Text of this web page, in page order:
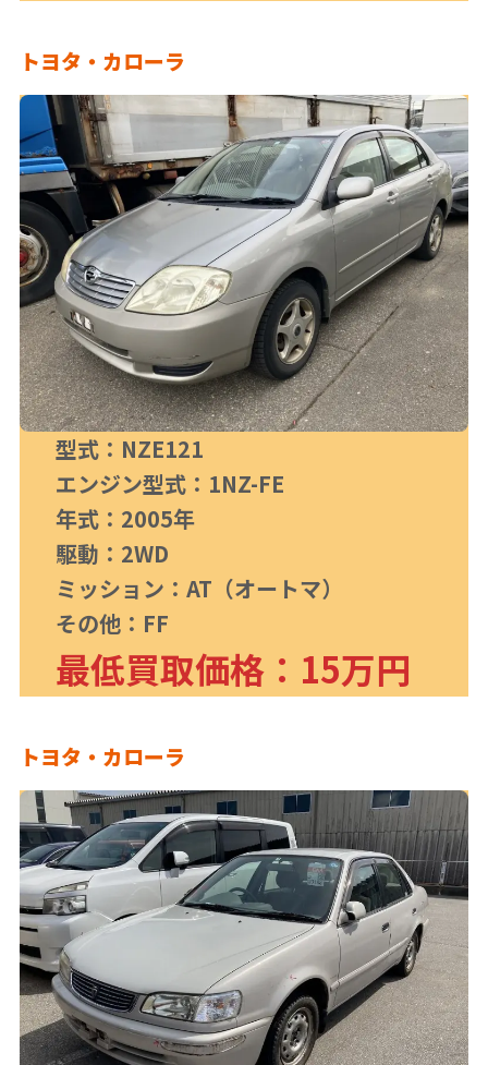
トヨタ・カローラ
型式：NZE121
エンジン型式：1NZ-FE
年式：2005年
駆動：2WD
ミッション：AT（オートマ）
その他：FF
最低買取価格：15万円
トヨタ・カローラ